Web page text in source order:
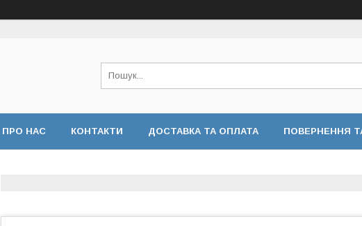
ПРО НАС КОНТАКТИ ДОСТАВКА ТА ОПЛАТА ПОВЕРНЕННЯ